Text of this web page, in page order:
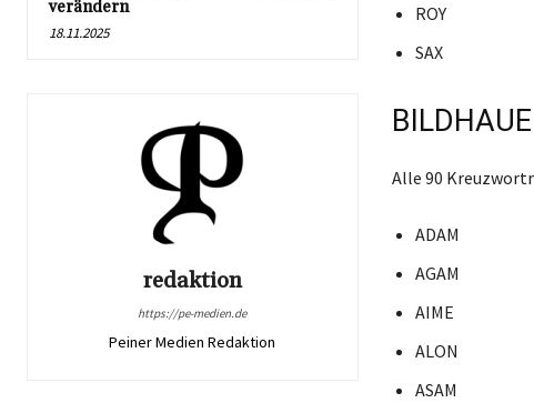
verändern
18.11.2025
redaktion
https://pe-medien.de
Peiner Medien Redaktion
ROY
SAX
Alle 90
ADAM
AGAM
AIME
ALON
ASAM